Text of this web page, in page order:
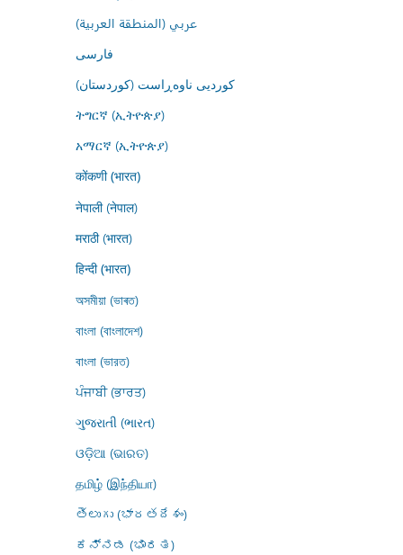
عربي (المنطقة العربية)
فارسى
کوردیی ناوەڕاست (کوردستان)
ትግርኛ (ኢትዮጵያ)
አማርኛ (ኢትዮጵያ)
कोंकणी (भारत)
नेपाली (नेपाल)
मराठी (भारत)
हिन्दी (भारत)
অসমীয়া (ভাৰত)
বাংলা (বাংলাদেশ)
বাংলা (ভারত)
ਪੰਜਾਬੀ (ਭਾਰਤ)
ગુજરાતી (ભારત)
ଓଡ଼ିଆ (ଭାରତ)
தமிழ் (இந்தியா)
తెలుగు (భారతదేశం)
ಕನ್ನಡ (ಭಾರತ)